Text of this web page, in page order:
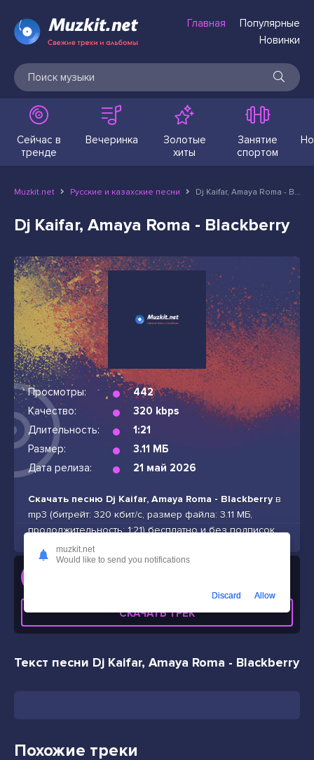
Главная
Популярные
Новинки
Сейчас в
тренде
Вечеринка
Золотые
хиты
Занятие
спортом
Muzkit.net Русские и казахские песни Dj Kaifar, Amaya Roma - Blackberry
Dj Kaifar, Amaya Roma - Blackberry
Просмотры:
442
Качество:
320 kbps
Длительность:
1:21
Размер:
3.11 МБ
Дата релиза:
21 май 2026
Скачать песню Dj Kaifar, Amaya Roma - Blackberry в
mp3 (битрейт: 320 кбит/с, размер файла: 3.11 МБ,
продолжительность: 1:21) бесплатно и без подписок
СКАЧАТЬ ТРЕК
Текст песни Dj Kaifar, Amaya Roma - Blackberry
Похожие треки
muzkit.net
Would like to send you notifications
Discard Allow